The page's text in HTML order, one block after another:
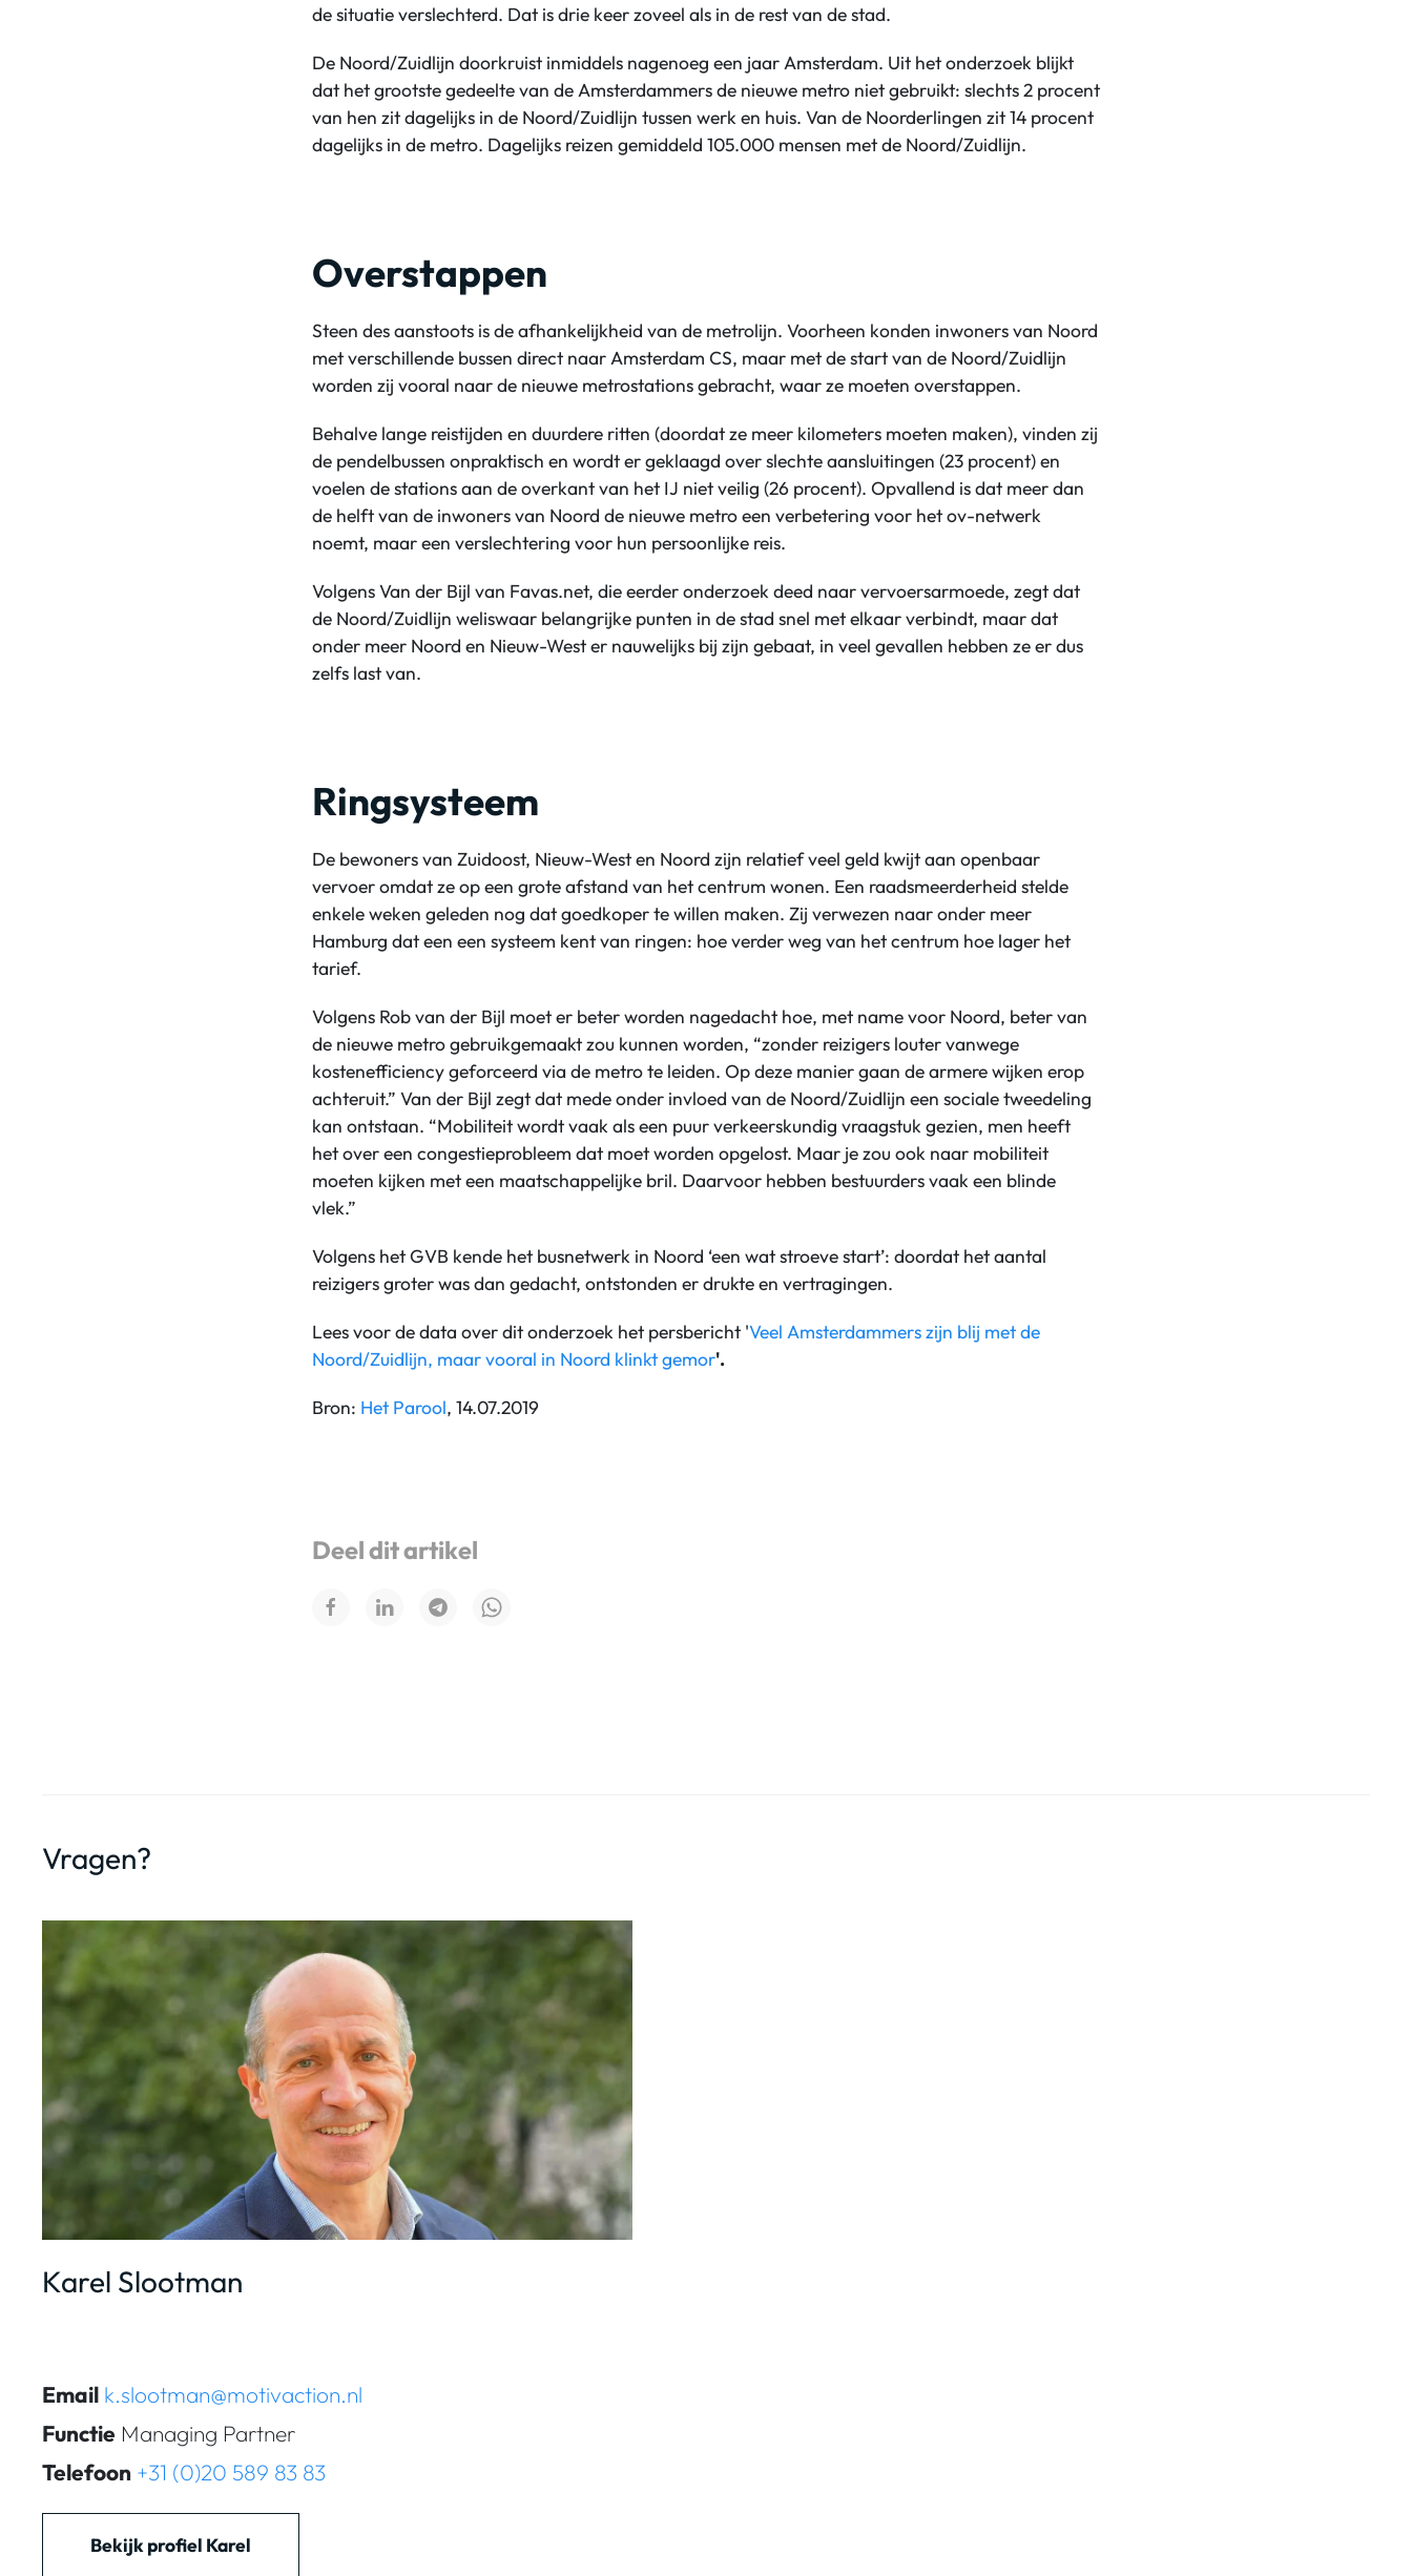
de situatie verslechterd. Dat is drie keer zoveel als in de rest van de stad.
De Noord/Zuidlijn doorkruist inmiddels nagenoeg een jaar Amsterdam. Uit het onderzoek blijkt
dat het grootste gedeelte van de Amsterdammers de nieuwe metro niet gebruikt: slechts 2 procent
van hen zit dagelijks in de Noord/Zuidlijn tussen werk en huis. Van de Noorderlingen zit 14 procent
dagelijks in de metro. Dagelijks reizen gemiddeld 105.000 mensen met de Noord/Zuidlijn.
Overstappen
Steen des aanstoots is de afhankelijkheid van de metrolijn. Voorheen konden inwoners van Noord
met verschillende bussen direct naar Amsterdam CS, maar met de start van de Noord/Zuidlijn
worden zij vooral naar de nieuwe metrostations gebracht, waar ze moeten overstappen.
Behalve lange reistijden en duurdere ritten (doordat ze meer kilometers moeten maken), vinden zij
de pendelbussen onpraktisch en wordt er geklaagd over slechte aansluitingen (23 procent) en
voelen de stations aan de overkant van het IJ niet veilig (26 procent). Opvallend is dat meer dan
de helft van de inwoners van Noord de nieuwe metro een verbetering voor het ov-netwerk
noemt, maar een verslechtering voor hun persoonlijke reis.
Volgens Van der Bijl van Favas.net, die eerder onderzoek deed naar vervoersarmoede, zegt dat
de Noord/Zuidlijn weliswaar belangrijke punten in de stad snel met elkaar verbindt, maar dat
onder meer Noord en Nieuw-West er nauwelijks bij zijn gebaat, in veel gevallen hebben ze er dus
zelfs last van.
Ringsysteem
De bewoners van Zuidoost, Nieuw-West en Noord zijn relatief veel geld kwijt aan openbaar
vervoer omdat ze op een grote afstand van het centrum wonen. Een raadsmeerderheid stelde
enkele weken geleden nog dat goedkoper te willen maken. Zij verwezen naar onder meer
Hamburg dat een een systeem kent van ringen: hoe verder weg van het centrum hoe lager het
tarief.
Volgens Rob van der Bijl moet er beter worden nagedacht hoe, met name voor Noord, beter van
de nieuwe metro gebruikgemaakt zou kunnen worden, “zonder reizigers louter vanwege
kostenefficiency geforceerd via de metro te leiden. Op deze manier gaan de armere wijken erop
achteruit.” Van der Bijl zegt dat mede onder invloed van de Noord/Zuidlijn een sociale tweedeling
kan ontstaan. “Mobiliteit wordt vaak als een puur verkeerskundig vraagstuk gezien, men heeft
het over een congestieprobleem dat moet worden opgelost. Maar je zou ook naar mobiliteit
moeten kijken met een maatschappelijke bril. Daarvoor hebben bestuurders vaak een blinde
vlek.”
Volgens het GVB kende het busnetwerk in Noord ‘een wat stroeve start’: doordat het aantal
reizigers groter was dan gedacht, ontstonden er drukte en vertragingen.
Lees voor de data over dit onderzoek het persbericht 'Veel Amsterdammers zijn blij met de
Noord/Zuidlijn, maar vooral in Noord klinkt gemor'.
Bron: Het Parool, 14.07.2019
Deel dit artikel
Vragen?
Karel Slootman
Email k.slootman@motivaction.nl
Functie Managing Partner
Telefoon +31 (0)20 589 83 83
Bekijk profiel Karel